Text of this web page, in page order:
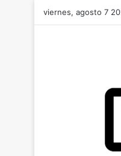
viernes, agosto 7